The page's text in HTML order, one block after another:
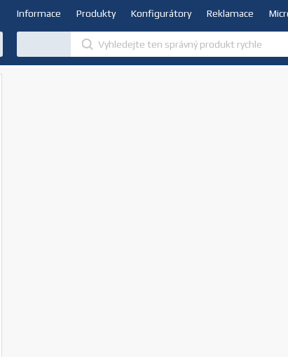
Informace Produkty Konfigurátory Reklamace